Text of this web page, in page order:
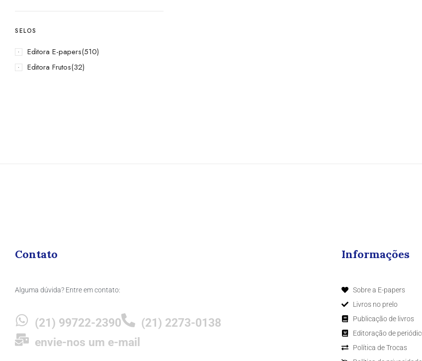
SELOS
Editora E-papers(510)
Editora Frutos(32)
Contato
Alguma dúvida? Entre em contato:
(21) 99722-2390
(21) 2273-0138
envie-nos um e-mail
Informações
Sobre a E-papers
Livros no prelo
Publicação de livros
Editoração de
Política de Trocas